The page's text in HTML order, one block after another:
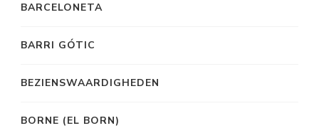
BARCELONETA
BARRI GÓTIC
BEZIENSWAARDIGHEDEN
BORNE (EL BORN)